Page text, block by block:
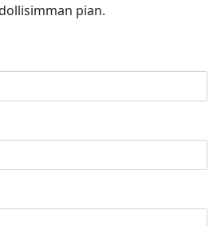
pian.